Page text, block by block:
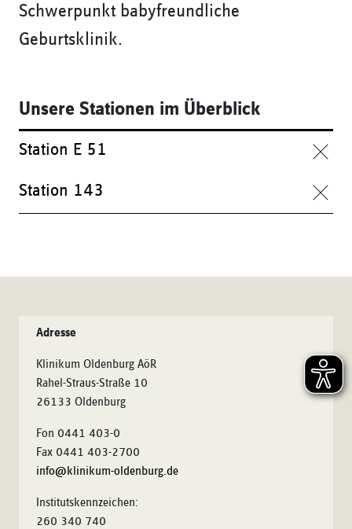
Schwerpunkt babyfreundliche
Geburtsklinik.
Unsere Stationen im Überblick
Station E 51
Station 143
Adresse
Klinikum Oldenburg AöR
Rahel-Straus-Straße 10
26133 Oldenburg
Fon 0441 403-0
Fax 0441 403-2700
info@klinikum-oldenburg.de
Institutskennzeichen:
260 340 740